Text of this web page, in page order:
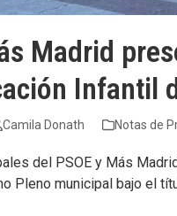
Madrid
Infantil
Camila Donath Notas de
del PSOE y Más
Pleno municipal bajo el